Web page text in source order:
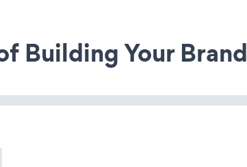
Building Your Brand